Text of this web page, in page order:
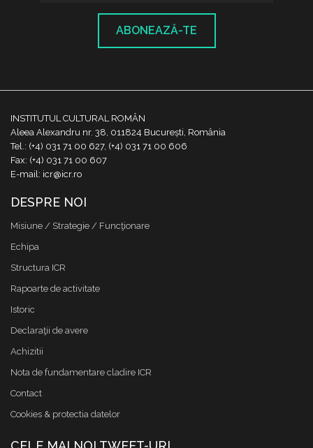
ABONEAZĂ-TE
INSTITUTUL CULTURAL ROMÂN
Aleea Alexandru nr. 38, 011824 București, România
Tel.: (+4) 031 71 00 627, (+4) 031 71 00 606
Fax: (+4) 031 71 00 607
E-mail: icr@icr.ro
DESPRE NOI
Misiune / Strategie / Funcţionare
Echipa
Structura ICR
Rapoarte de activitate
Istoric
Declaraţii de avere
Achizitii
Nota de fundamentare cladire ICR
Contact
Cookies & protectia datelor